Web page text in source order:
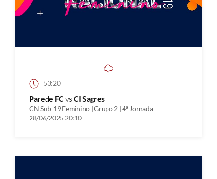
53:20
Parede FCvs CI Sagres
CN Sub-19 Feminino | Grupo 2 | 4ª Jornada
28/06/2025 20:10